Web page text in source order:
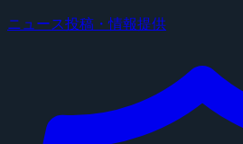
ニュース投稿・情報提供